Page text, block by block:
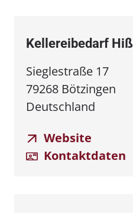
Kellereibedarf Hiß
Sieglestraße 17
79268 Bötzingen
Deutschland
Website
Kontaktdaten